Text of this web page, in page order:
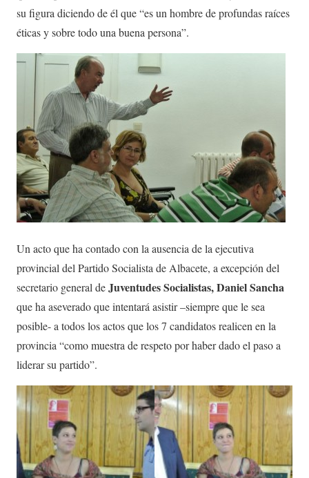
su figura diciendo de él que “es un hombre de profundas raíces
éticas y sobre todo una buena persona”.
Un acto que ha contado con la ausencia de la ejecutiva
provincial del Partido Socialista de Albacete, a excepción del
secretario general deJuventudes Socialistas, Daniel Sancha
que ha aseverado que intentará asistir –siempre que le sea
posible- a todos los actos que los 7 candidatos realicen en la
provincia “como muestra de respeto por haber dado el paso a
liderar su partido”.